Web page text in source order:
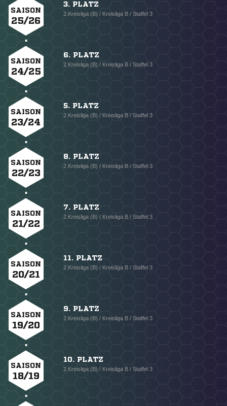
SAISON
25/26
3. PLATZ
2.Kreisliga (B) / Kreisliga B / Staffel 3
SAISON
24/25
6. PLATZ
2.Kreisliga (B) / Kreisliga B / Staffel 3
SAISON
23/24
5. PLATZ
2.Kreisliga (B) / Kreisliga B / Staffel 3
SAISON
22/23
8. PLATZ
2.Kreisliga (B) / Kreisliga B / Staffel 3
SAISON
21/22
7. PLATZ
2.Kreisliga (B) / Kreisliga B / Staffel 3
SAISON
20/21
11. PLATZ
2.Kreisliga (B) / Kreisliga B / Staffel 3
SAISON
19/20
9. PLATZ
2.Kreisliga (B) / Kreisliga B / Staffel 3
SAISON
18/19
10. PLATZ
2.Kreisliga (B) / Kreisliga B / Staffel 3